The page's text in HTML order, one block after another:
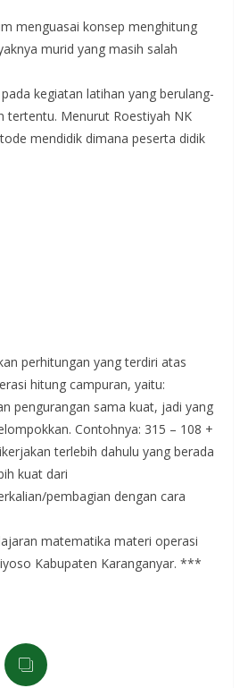
menguasai konsep menghitung
murid yang masih salah
kegiatan latihan yang berulang-
tertentu. Menurut Roestiyah NK
mendidik dimana peserta didik
perhitungan yang terdiri atas
hitung campuran, yaitu:
pengurangan sama kuat, jadi yang
Contohnya: 315 – 108 +
terlebih dahulu yang berada
kuat dari
pembagian dengan cara
matematika materi operasi
Kabupaten Karanganyar. ***